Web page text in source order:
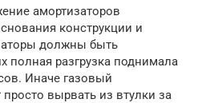
амортизаторов
конструкции и
должны быть
полная разгрузка поднимала
Иначе газовый
вырвать из втулки за